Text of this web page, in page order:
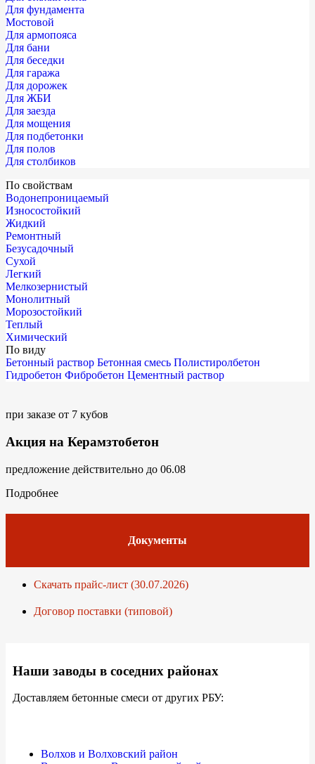
Для фундамента
Мостовой
Для армопояса
Для бани
Для беседки
Для гаража
Для дорожек
Для ЖБИ
Для заезда
Для мощения
Для подбетонки
Для полов
Для столбиков
По свойствам
Водонепроницаемый
Износостойкий
Жидкий
Ремонтный
Безусадочный
Сухой
Легкий
Мелкозернистый
Монолитный
Морозостойкий
Теплый
Химический
По виду
Бетонный раствор Бетонная смесь Полистиролбетон
Гидробетон Фибробетон Цементный раствор
при заказе от 7 кубов
Акция на Керамзтобетон
предложение действительно до 06.08
Подробнее
Документы
Скачать прайс-лист (30.07.2026)
Договор поставки (типовой)
Наши заводы в соседних районах
Доставляем бетонные смеси от других РБУ:
Волхов и Волховский район